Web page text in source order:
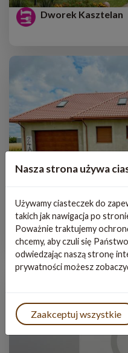
Nasza strona używa
Używamy ciasteczek do
takich jak nawigacja po
Poważnie traktujemy
chcemy, aby czuli się
odwiedzając naszą stronę
prywatności możesz
Zaakceptuj wszystkie
Dworek Kasztelan
Farma IT